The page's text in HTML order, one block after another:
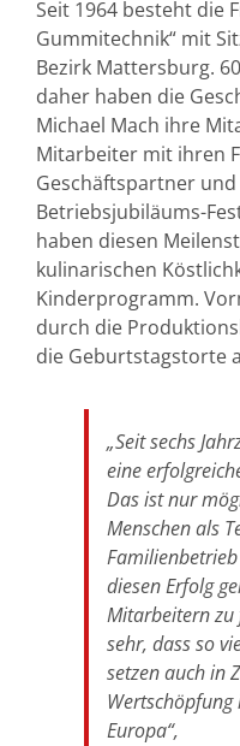
Seit 1964 besteht die
Gummitechnik“ mit
Bezirk Mattersburg.
daher haben die
Michael Mach ihre
Mitarbeiter mit ihren
Geschäftspartner
Betriebsjubiläums-
haben diesen
kulinarischen
Kinderprogramm.
durch die
die Geburtstagstorte
„Seit sechs
eine
Das ist nur
Menschen als
diesen Erfolg
Mitarbeitern zu
sehr, dass so
setzen auch in
Europa“,